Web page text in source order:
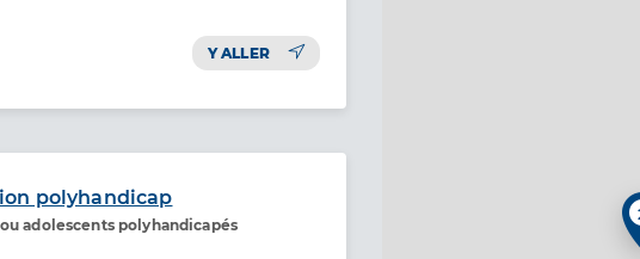
Y ALLER
polyhandicap
adolescents polyhandicapés
soins